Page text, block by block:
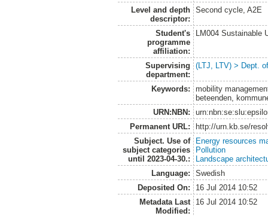
Level and depth
descriptor:
Second cycle, A2E
Student's
programme
affiliation:
LM004
Supervising
department:
(LTJ, LTV) > Dept.
Keywords:
mobility
beteenden,
URN:NBN:
Permanent URL:
http://urn.kb.se/
Subject. Use of
subject categories
until 2023-04-30.:
Energy resources
Pollution
Landscape
Language:
Swedish
Deposited On:
16 Jul 2014 10:52
Metadata Last
Modified:
16 Jul 2014 10:52